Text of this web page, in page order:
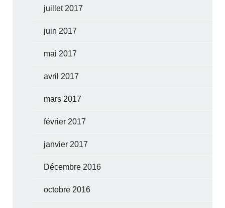
juillet 2017
juin 2017
mai 2017
avril 2017
mars 2017
février 2017
janvier 2017
Décembre 2016
octobre 2016